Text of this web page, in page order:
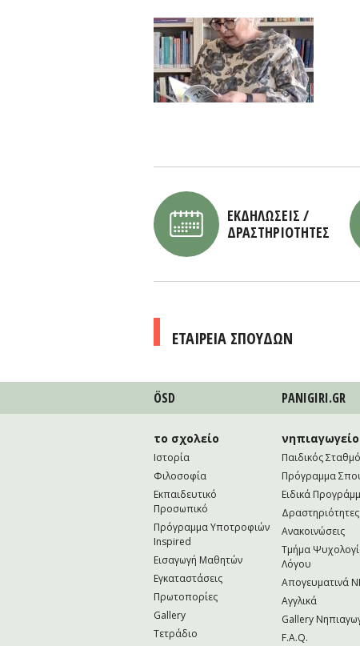
ΕΚΔΗΛΩΣΕΙΣ /
ΔΡΑΣΤΗΡΙΟΤΗΤΕΣ
ΕΤΑΙΡΕΙΑ ΣΠΟΥΔΩΝ
ÖSD PANIGIRI.GR
το σχολείο
Ιστορία
Φιλοσοφία
Εκπαιδευτικό
Προσωπικό
Πρόγραμμα Υποτροφιών
Inspired
Εισαγωγή Μαθητών
Εγκαταστάσεις
Πρωτοπορίες
Gallery
Τετράδιο
νηπιαγωγείο
Παιδικός
Πρόγραμμα
Ειδικά
Δραστηριότητες
Ανακοινώσεις
Τμήμα
Λόγου
Απογευματινά
Αγγλικά
Gallery
F.A.Q.